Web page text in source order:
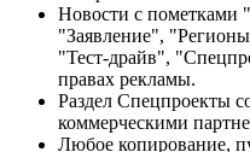
Новости с пометками
"Заявление",
"Тест-драйв",
правах рекламы.
Раздел Спецпроекты
коммерческими
Любое копирование,